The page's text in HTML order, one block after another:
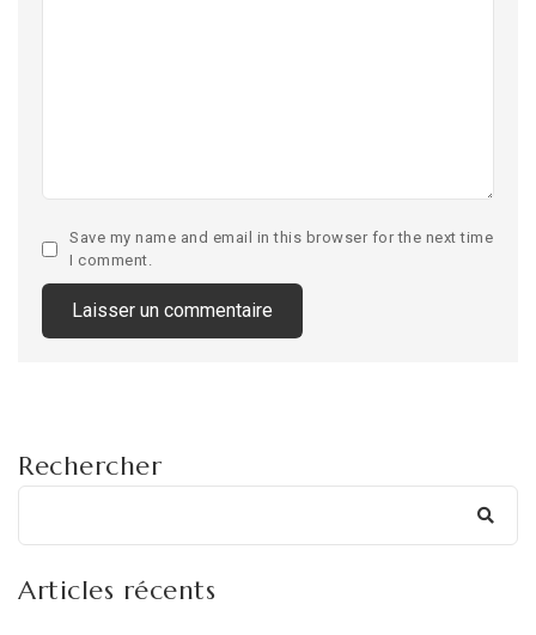
Save my name and email in this browser for the next time
I comment.
Rechercher
Articles récents